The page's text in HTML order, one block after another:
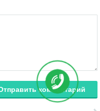
комментарий